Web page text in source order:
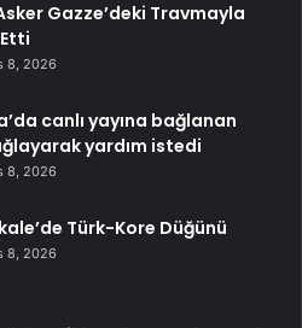
Gazze’deki Travmayla
8, 2026
canlı yayına bağlanan
yardım istedi
8, 2026
Türk-Kore Düğünü
8, 2026